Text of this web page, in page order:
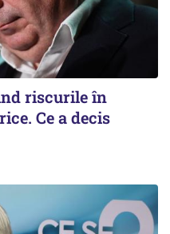
riscurile în
Ce a decis